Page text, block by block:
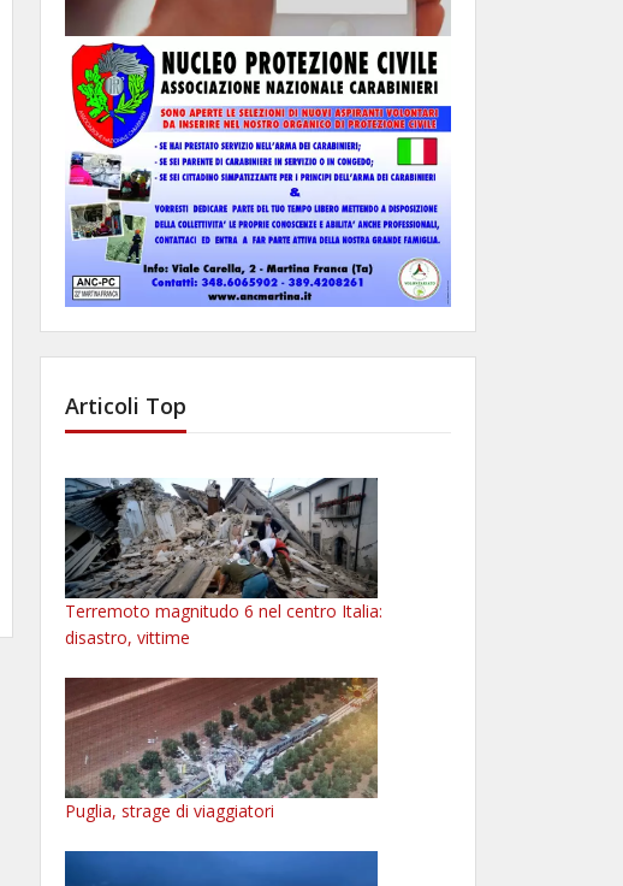
Articoli Top
Terremoto magnitudo 6 nel centro Italia:
disastro, vittime
Puglia, strage di viaggiatori